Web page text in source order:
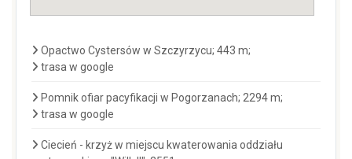
Opactwo Cystersów w Szczyrzycu; 443 m;
trasa w google
Pomnik ofiar pacyfikacji w Pogorzanach; 2294 m;
trasa w google
Ciecień - krzyż w miejscu kwaterowania oddziału